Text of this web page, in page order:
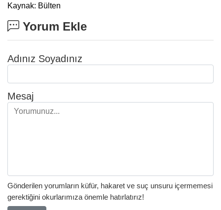
Kaynak: Bülten
Yorum Ekle
Adınız Soyadınız
Mesaj
Gönderilen yorumların küfür, hakaret ve suç unsuru içermemesi
gerektiğini okurlarımıza önemle hatırlatırız!